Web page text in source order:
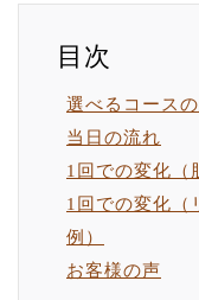
選べるコース
当日の流れ
1回での変化（
1回での変化（
例）
お客様の声